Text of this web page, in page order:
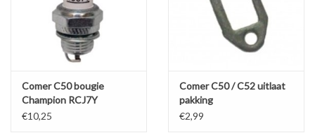
Comer C50 bougie
Champion RCJ7Y
€10,25
Comer C50 / C52 uitlaat
pakking
€2,99